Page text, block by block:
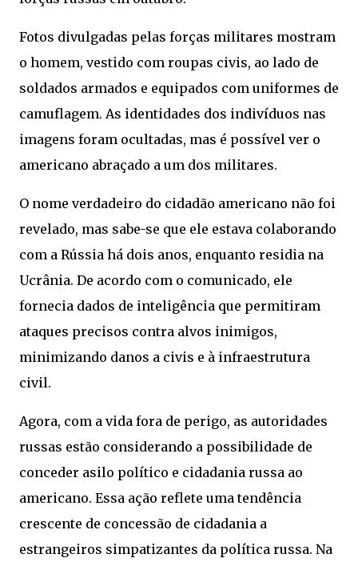
Fotos divulgadas pelas forças militares mostram
o homem, vestido com roupas civis, ao lado de
soldados armados e equipados com uniformes de
camuflagem. As identidades dos indivíduos nas
imagens foram ocultadas, mas é possível ver o
americano abraçado a um dos militares.
O nome verdadeiro do cidadão americano não foi
revelado, mas sabe-se que ele estava colaborando
com a Rússia há dois anos, enquanto residia na
Ucrânia. De acordo com o comunicado, ele
fornecia dados de inteligência que permitiram
ataques precisos contra alvos inimigos,
minimizando danos a civis e à infraestrutura
civil.
Agora, com a vida fora de perigo, as autoridades
russas estão considerando a possibilidade de
conceder asilo político e cidadania russa ao
americano. Essa ação reflete uma tendência
crescente de concessão de cidadania a
estrangeiros simpatizantes da política russa. Na